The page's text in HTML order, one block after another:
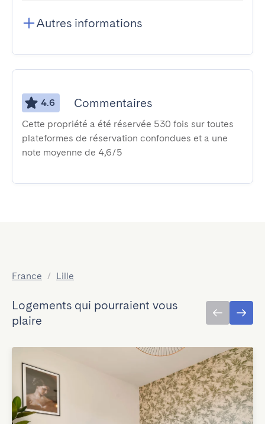
Autres informations
4.6 Commentaires
Cette propriété a été réservée 530 fois sur toutes
plateformes de réservation confondues et a une
note moyenne de 4,6/5
France / Lille
Logements qui pourraient vous
plaire